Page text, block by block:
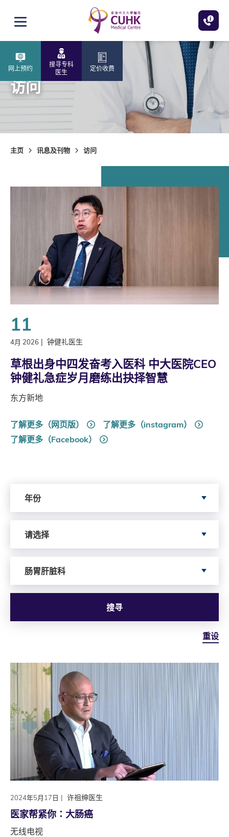
打开选单
网上预约
搜寻专科
医生
定价收费
访问
主页 讯息及刊物 访问
11
4月 2026 | 钟健礼医生
草根出身中四发奋考入医科 中大医院CEO
钟健礼急症岁月磨练出抉择智慧
东方新地
了解更多（网页版）
了解更多（instagram）
了解更多（Facebook）
年份
请选择
肠胃肝脏科
搜寻
重设
2024年5月17日 | 许祖绅医生
医家帮紧你∶大肠癌
无线电视